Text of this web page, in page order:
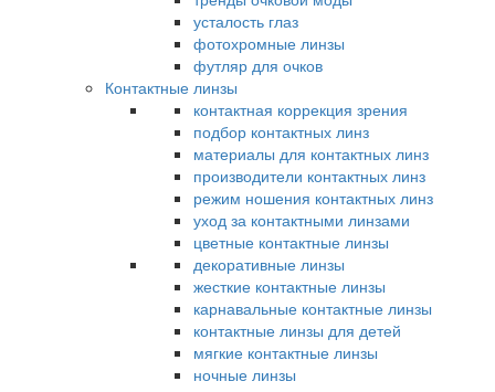
усталость глаз
фотохромные линзы
футляр для очков
Контактные линзы
контактная коррекция зрения
подбор контактных линз
материалы для контактных линз
производители контактных линз
режим ношения контактных линз
уход за контактными линзами
цветные контактные линзы
декоративные линзы
жесткие контактные линзы
карнавальные контактные линзы
контактные линзы для детей
мягкие контактные линзы
ночные линзы